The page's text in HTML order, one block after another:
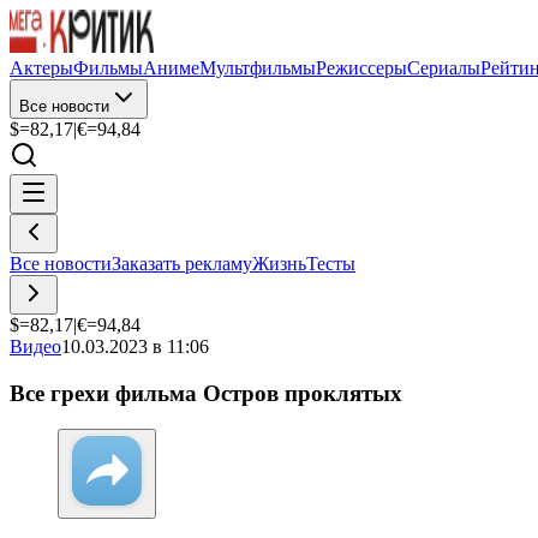
АктерыФильмыАнимеМультфильмыРежиссерыСериалы
Все новости
$=82,17|€=94,84
Все новостиЗаказать рекламуЖизньТесты
$=82,17|€=94,84
Видео10.03.2023 в 11:06
Все грехи фильма Остров проклятых